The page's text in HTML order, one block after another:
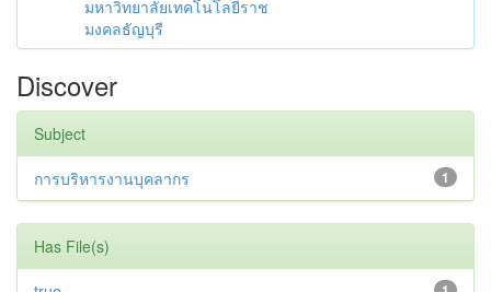
มหาวิทยาลัยเทคโนโลยีราช
มงคลธัญบุรี
Discover
Subject
1
การบริหารงานบุคลากร
Has File(s)